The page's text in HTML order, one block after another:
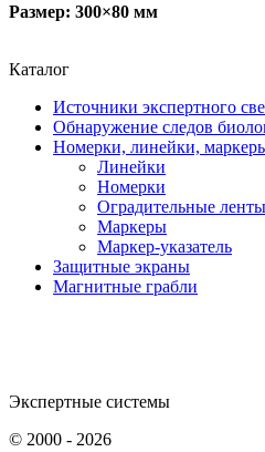
Размер: 300×80 мм
Каталог
Источники экспертного
Обнаружение следов
Номерки, линейки,
Линейки
Номерки
Оградительные ленты
Маркеры
Маркер-указатель
Защитные экраны
Магнитные грабли
Экспертные системы
© 2000 - 2026